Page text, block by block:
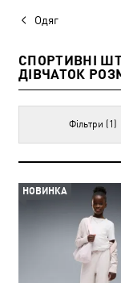
Одяг
СПОРТИВНІ
ДІВЧАТОК
Фільтри (1)
НОВИНКА